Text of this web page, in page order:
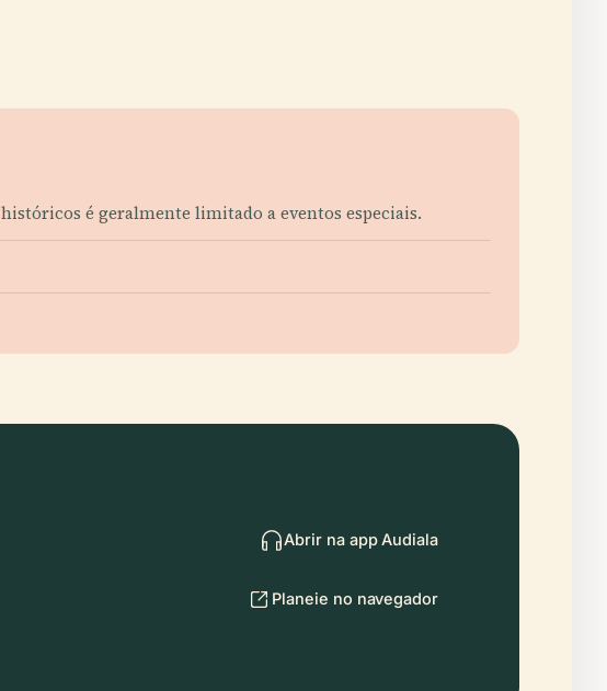
históricos é geralmente limitado a eventos especiais.
Abrir na app Audiala
Planeie no navegador